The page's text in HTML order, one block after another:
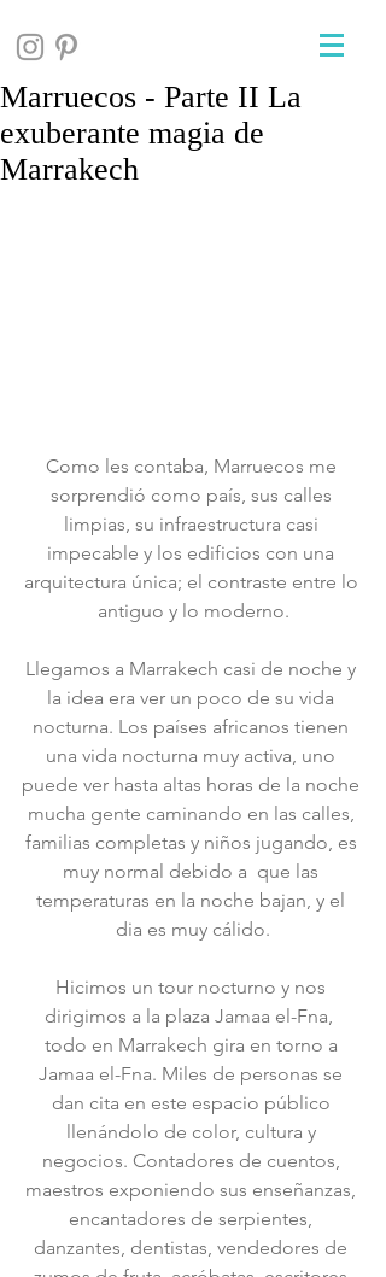
Marruecos - Parte II La
exuberante magia de
Marrakech
Como les contaba, Marruecos me
sorprendió como país, sus calles
limpias, su infraestructura casi
impecable y los edificios con una
arquitectura única; el contraste entre lo
antiguo y lo moderno.
Llegamos a Marrakech casi de noche y
la idea era ver un poco de su vida
nocturna. Los países africanos tienen
una vida nocturna muy activa, uno
puede ver hasta altas horas de la noche
mucha gente caminando en las calles,
familias completas y niños jugando, es
muy normal debido a  que las
temperaturas en la noche bajan, y el
dia es muy cálido.
Hicimos un tour nocturno y nos
dirigimos a la plaza Jamaa el-Fna,
todo en Marrakech gira en torno a
Jamaa el-Fna. Miles de personas se
dan cita en este espacio público
llenándolo de color, cultura y
negocios. Contadores de cuentos,
maestros exponiendo sus enseñanzas,
encantadores de serpientes,
danzantes, dentistas, vendedores de